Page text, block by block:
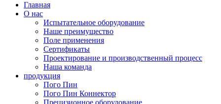
Главная
О нас
Испытательное оборудование
Наше преимущество
Поле применения
Сертификаты
Проектирование и производственный процесс
Наша команда
продукция
Пого Пин
Пого Пин Коннектор
Прецизионное оборудование